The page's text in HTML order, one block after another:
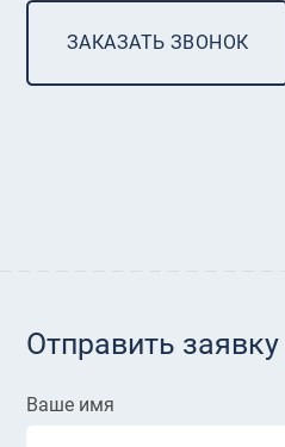
ЗАКАЗАТЬ ЗВОНОК
Отправить заявку
Ваше имя